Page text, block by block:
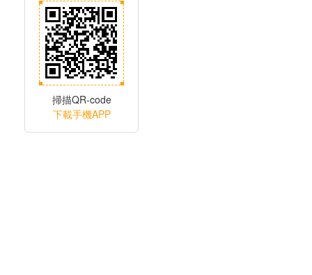
掃描QR-code
下載手機APP